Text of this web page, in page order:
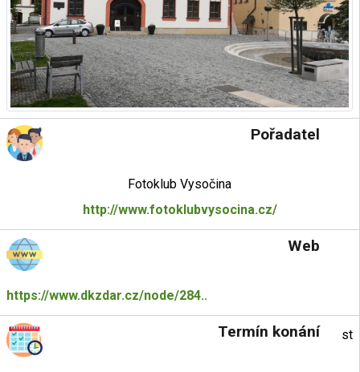
Pořadatel
Fotoklub Vysočina
http://www.fotoklubvysocina.cz/
Web
https://www.dkzdar.cz/node/284..
Termín konání st